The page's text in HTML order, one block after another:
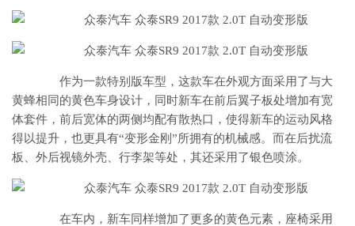
作为一款特别版车型，这款车在外观方面采用了与大
黄蜂相同的黄色车身设计，同时新车在前后翼子板处增加有宽
体套件，前后宽体的两侧均配有散热口，使得新车的运动风格
得以提升，也更具有“变形金刚”所拥有的机械感。而在后扰流
板、外后视镜外壳、行李架等处，其还采用了银色喷涂。
在车内，新车同样增加了更多的黄色元素，座椅采用